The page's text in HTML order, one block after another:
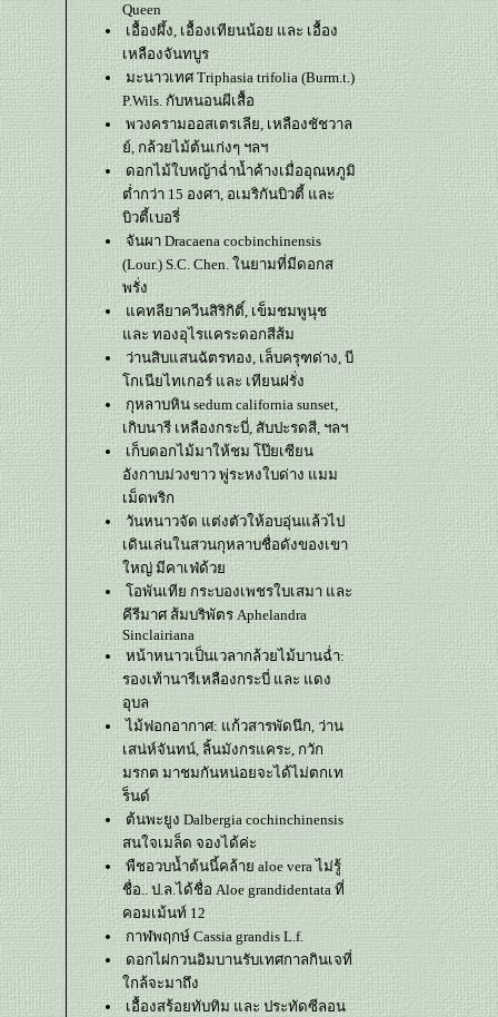
Queen
เอื้องผึ้ง, เอื้องเทียนน้อย และ เอื้อง
เหลืองจันทบูร
มะนาวเทศ Triphasia trifolia (Burm.t.)
P.Wils. กับหนอนผีเสื้อ
พวงครามออสเตรเลีย, เหลืองชัชวาล
์, กล้วยไม้ต้นเก่งๆ ฯลฯ
ดอกไม้ใบหญ้าฉ่ำน้ำค้างเมื่ออุณหภูมิ
ต่ำกว่า 15 องศา, อเมริกันบิวตี้ และ
บิวตี้เบอรี่
จันผา Dracaena cocbinchinensis
(Lour.) S.C. Chen. ในยามที่มีดอกส
พรั่ง
คทลียาควีนสิริกิติ์, เข็มชมพูนุช
ละ ทองอุไรแคระดอกสีส้ม
ว่านสิบแสนฉัตรทอง, เล็บครุฑด่าง, บี
กเนียไทเกอร์ และ เทียนฝรั่ง
กุหลาบหิน sedum california sunset,
เกิบนารี เหลืองกระบี่, สับปะรดสี, ฯลฯ
เก็บดอกไม้มาให้ชม โป๊ยเซียน
อังกาบม่วงขาว พู่ระหงใบด่าง แมม
เม็ดพริก
วันหนาวจัด แต่งตัวให้อบอุ่นแล้วไป
เดินเล่นในสวนกุหลาบชื่อดังของเขา
หญ่ มีคาเฟ่ด้ว
อพันเทีย กระบองเพชรใบเสมา และ
คีรีมาศ ส้มบริพัตร Aphelandra
Sinclairiana
หน้าหนาวเป็นเวลากล้วยไม้บานฉ่ำ:
รองเท้านารีเหลืองกระบี่ และ แดง
อุบล
ไม้ฟอกอากาศ: แก้วสารพัดนึก, ว่าน
เสน่ห์จันทน์, ลิ้นมังกรแคระ, กวัก
มรกต มาชมกันหน่อยจะได้ไม่ตกเท
ร็นด์
ต้นพะยูง Dalbergia cochinchinensis
สนใจเมล็ด จองได้ค่ะ
พืชอวบน้ำต้นนี้คล้าย aloe vera ไม่รู้
ชื่อ.. ป.ล.ได้ชื่อ Aloe grandidentata ที่
คอมเม้นท์ 12
กาฬพฤกษ์ Cassia grandis L.f.
ดอกไผ่กวนอิมบานรับเทศกาลกินเจที่
กล้จะมาถึง
เอื้องสร้อยทับทิม และ ประทัดซีลอน